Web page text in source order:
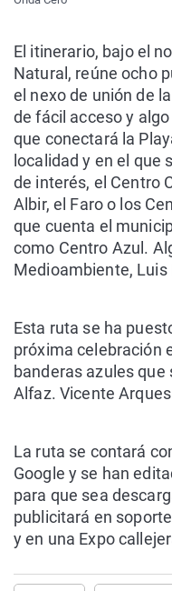
El itinerario, bajo el
Natural, reúne ocho
el nexo de unión de
de fácil acceso y
que conectará la
localidad y en el que
de interés, el Centro
Albir, el Faro o los
que cuenta el
como Centro Azul.
Medioambiente, Luis
Esta ruta se ha
próxima celebración
banderas azules que
Alfaz. Vicente
La ruta se contará
Google y se han
para que sea
publicitará en
y en una Expo